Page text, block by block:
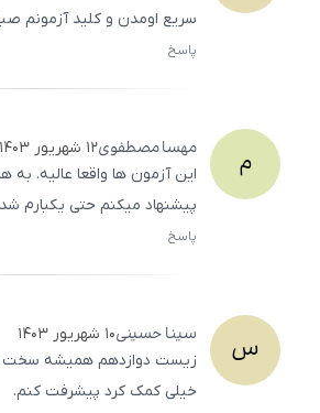
سریع اومدن و کلید آزمونم
پاسخ
م مهسامصطفوی۱۲ شهریور ۱۴۰۳
این آزمون ها واقعا عالیه.
پیشنهاد میکنم حتی یکبارم
پاسخ
س سیناحسینی۱۰ شهریور ۱۴۰۳
زیست دوازدهم همیشه سخت
خیلی کمک کرد پیشرفت کنم.